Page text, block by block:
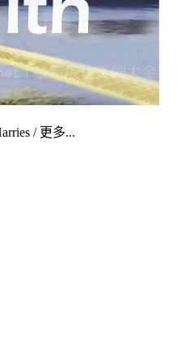
/ 更多...